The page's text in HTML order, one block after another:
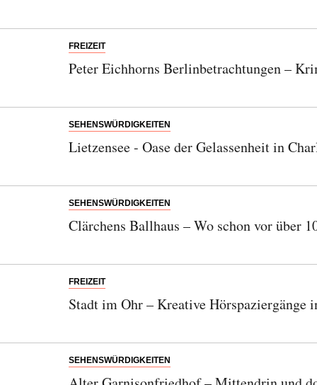
FREIZEIT
Peter Eichhorns Berlinbetrachtungen –
SEHENSWÜRDIGKEITEN
Lietzensee - Oase der Gelassenheit in
SEHENSWÜRDIGKEITEN
Clärchens Ballhaus – Wo schon vor über
FREIZEIT
Stadt im Ohr – Kreative Hörspaziergänge
SEHENSWÜRDIGKEITEN